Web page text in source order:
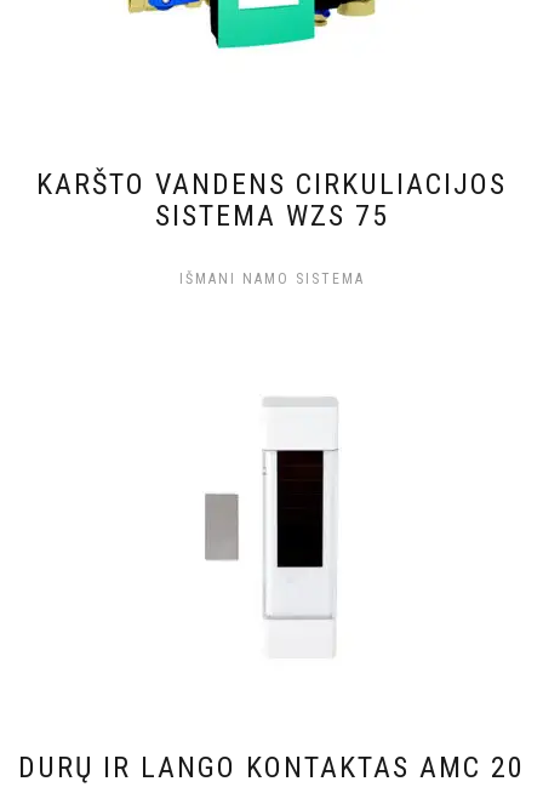
KARŠTO VANDENS CIRKULIACIJOS
SISTEMA WZS 75
IŠMANI NAMO SISTEMA
DURŲ IR LANGO KONTAKTAS AMC 20